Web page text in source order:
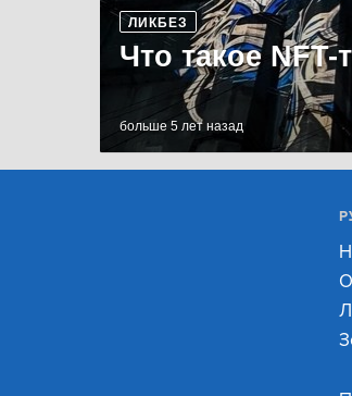
ЛИКБЕЗ
Что такое
больше 5 лет назад